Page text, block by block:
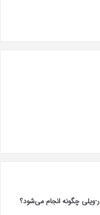
چگونه انجام می‌شود؟